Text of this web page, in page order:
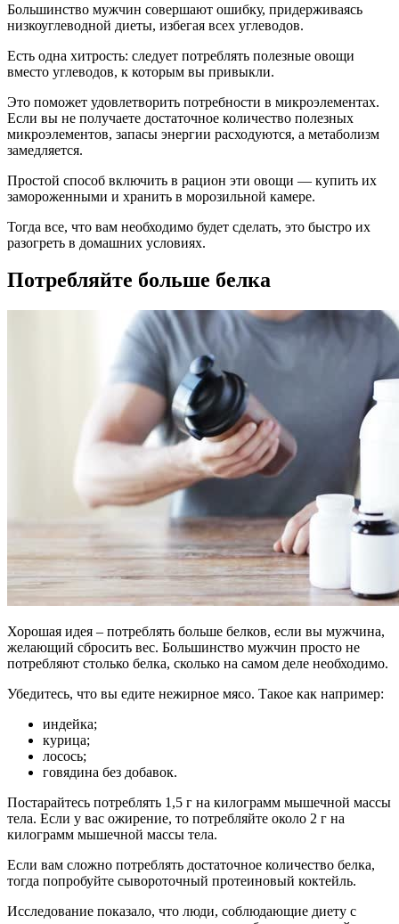
Большинство мужчин совершают ошибку, придерживаясь
низкоуглеводной диеты, избегая всех углеводов.
Есть одна хитрость: следует потреблять полезные овощи
вместо углеводов, к которым вы привыкли.
Это поможет удовлетворить потребности в микроэлементах.
Если вы не получаете достаточное количество полезных
микроэлементов, запасы энергии расходуются, а метаболизм
замедляется.
Простой способ включить в рацион эти овощи — купить их
замороженными и хранить в морозильной камере.
Тогда все, что вам необходимо будет сделать, это быстро их
разогреть в домашних условиях.
Потребляйте больше белка
Хорошая идея – потреблять больше белков, если вы мужчина,
желающий сбросить вес. Большинство мужчин просто не
потребляют столько белка, сколько на самом деле необходимо.
Убедитесь, что вы едите нежирное мясо. Такое как например:
индейка;
курица;
лосось;
говядина без добавок.
Постарайтесь потреблять 1,5 г на килограмм мышечной массы
тела. Если у вас ожирение, то потребляйте около 2 г на
килограмм мышечной массы тела.
Если вам сложно потреблять достаточное количество белка,
тогда попробуйте сывороточный протеиновый коктейль.
Исследование показало, что люди, соблюдающие диету с